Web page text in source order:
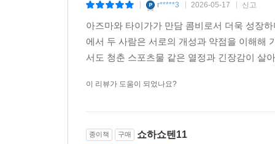
r*****3 2026-05-17 신고
아즈마와 타이가가 만담 콤비로서 더욱 성장
에서 두 사람은 서로의 개성과 약점을 이해해
서도 청춘 스포츠물 같은 열정과 긴장감이 살
이 리뷰가 도움이 되었나요?
종이책 구매 쇼하쇼텐11